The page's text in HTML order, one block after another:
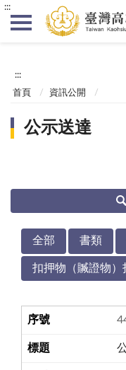
:::
:::
首頁 資訊公開
公示送達
全部 書類
扣押物（贓證物）